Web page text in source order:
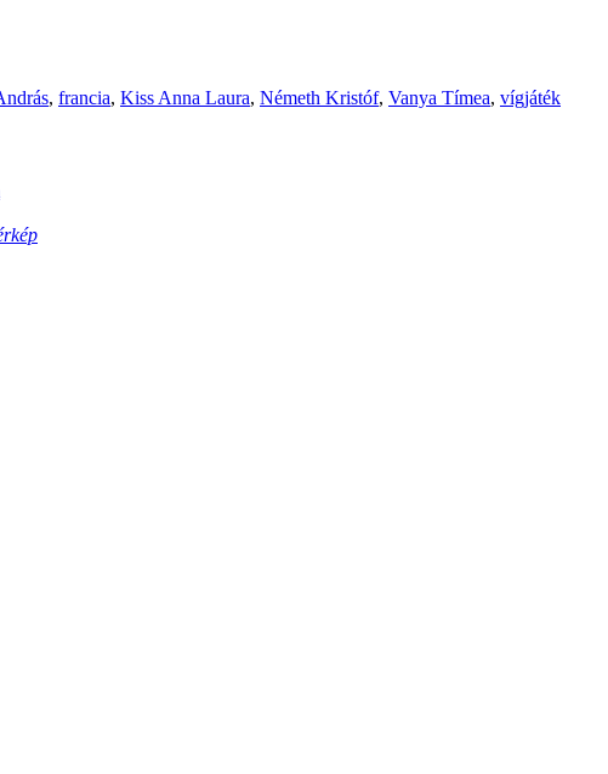
, francia, Kiss Anna Laura, Németh Kristóf, Vanya Tímea, vígjáték